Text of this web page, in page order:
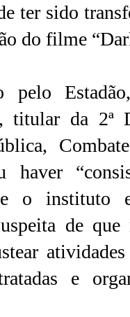
ter sido
do filme
titular da 2ª
haver
o instituto
de
e